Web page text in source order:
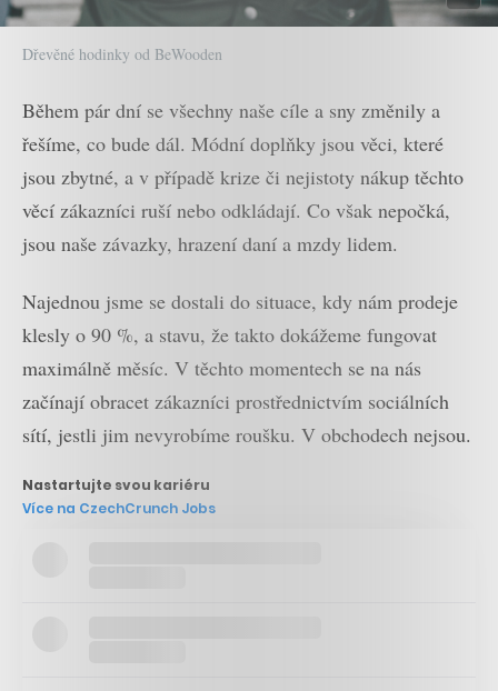
Dřevěné hodinky od BeWooden
Během pár dní se všechny naše cíle a sny změnily a
řešíme, co bude dál. Módní doplňky jsou věci, které
jsou zbytné, a v případě krize či nejistoty nákup těchto
věcí zákazníci ruší nebo odkládají. Co však nepočká,
jsou naše závazky, hrazení daní a mzdy lidem.
Najednou jsme se dostali do situace, kdy nám prodeje
klesly o 90 %, a stavu, že takto dokážeme fungovat
maximálně měsíc. V těchto momentech se na nás
začínají obracet zákazníci prostřednictvím sociálních
sítí, jestli jim nevyrobíme roušku. V obchodech nejsou.
Nastartujte svou kariéru
Více na CzechCrunch Jobs